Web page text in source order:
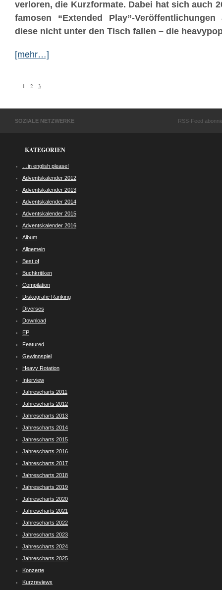
verloren, die Kurzformate. Dabei hat sich auch
famosen “Extended Play”-Veröffentlichungen
diese nicht unter den Tisch fallen – die
[mehr…]
1 2 3
SOZIALE NETZWERKE RSS-Feed
KATEGORIEN
…in english please!
Adventskalender 2012
Adventskalender 2013
Adventskalender 2014
Adventskalender 2015
Adventskalender 2016
Album
Allgemein
Best of
Buchkritiken
Compilation
Diskografie Ranking
Diverses
Download
EP
Featured
Gewinnspiel
Heavy Rotation
Interview
Jahrescharts 2011
Jahrescharts 2012
Jahrescharts 2013
Jahrescharts 2014
Jahrescharts 2015
Jahrescharts 2016
Jahrescharts 2017
Jahrescharts 2018
Jahrescharts 2019
Jahrescharts 2020
Jahrescharts 2021
Jahrescharts 2022
Jahrescharts 2023
Jahrescharts 2024
Jahrescharts 2025
Konzerte
Kurzreviews